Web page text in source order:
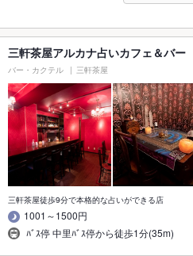
三軒茶屋アルカナ占いカフェ＆バー
バー・カクテル 三軒茶屋
三軒茶屋徒歩9分で本格的な占いができる店
1001～1500円
ﾊﾞｽ停 中里ﾊﾞｽ停から徒歩1分(35m)